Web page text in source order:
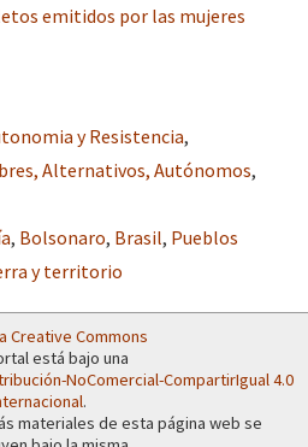
emitidos por las mujeres
y Resistencia,
Alternativos, Autónomos,
, Bolsonaro, Brasil, Pueblos
y territorio
está bajo una
NoComercial-CompartirIgual 4.0
.
materiales de esta página web se